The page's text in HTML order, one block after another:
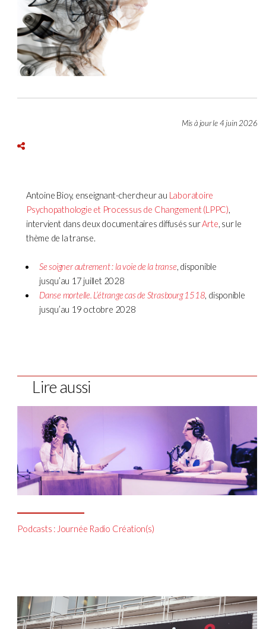
Mis à jour le 4 juin 2026
Antoine Bioy, enseignant-chercheur au Laboratoire
Psychopathologie et Processus de Changement (LPPC),
intervient dans deux documentaires diffusés surArte, sur le
thème de la transe.
Se soigner autrement : la voie de la transe, disponible
jusqu’au 17 juillet 2028
Danse mortelle. L’étrange cas de Strasbourg 1518, disponible
jusqu’au 19 octobre 2028
Lire aussi
Podcasts : Journée Radio Création(s)